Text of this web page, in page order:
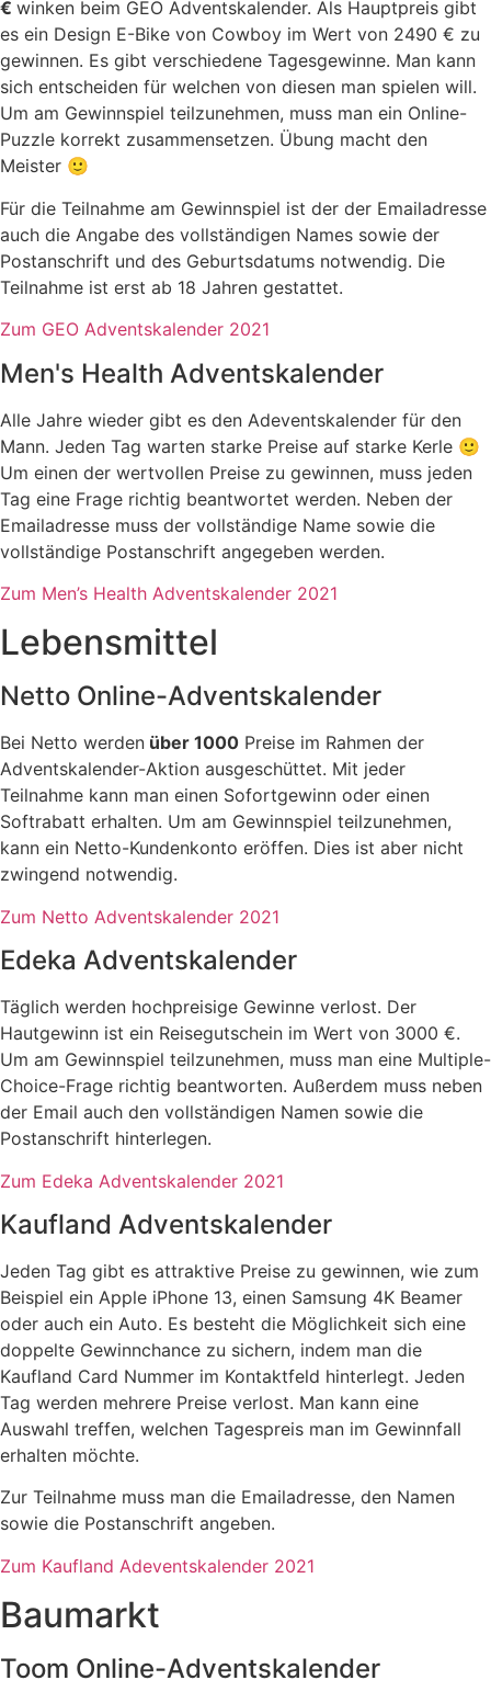
€ winken beim GEO Adventskalender. Als Hauptpreis gibt
es ein Design E-Bike von Cowboy im Wert von 2490 € zu
gewinnen. Es gibt verschiedene Tagesgewinne. Man kann
sich entscheiden für welchen von diesen man spielen will.
Um am Gewinnspiel teilzunehmen, muss man ein Online-
Puzzle korrekt zusammensetzen. Übung macht den
Meister 🙂
Für die Teilnahme am Gewinnspiel ist der der Emailadresse
auch die Angabe des vollständigen Names sowie der
Postanschrift und des Geburtsdatums notwendig. Die
Teilnahme ist erst ab 18 Jahren gestattet.
Zum GEO Adventskalender 2021
Men's Health Adventskalender
Alle Jahre wieder gibt es den Adeventskalender für den
Mann. Jeden Tag warten starke Preise auf starke Kerle 🙂
Um einen der wertvollen Preise zu gewinnen, muss jeden
Tag eine Frage richtig beantwortet werden. Neben der
Emailadresse muss der vollständige Name sowie die
vollständige Postanschrift angegeben werden.
Zum Men’s Health Adventskalender 2021
Lebensmittel
Netto Online-Adventskalender
Bei Netto werden über 1000 Preise im Rahmen der
Adventskalender-Aktion ausgeschüttet. Mit jeder
Teilnahme kann man einen Sofortgewinn oder einen
Softrabatt erhalten. Um am Gewinnspiel teilzunehmen,
kann ein Netto-Kundenkonto eröffen. Dies ist aber nicht
zwingend notwendig.
Zum Netto Adventskalender 2021
Edeka Adventskalender
Täglich werden hochpreisige Gewinne verlost. Der
Hautgewinn ist ein Reisegutschein im Wert von 3000 €.
Um am Gewinnspiel teilzunehmen, muss man eine Multiple-
Choice-Frage richtig beantworten. Außerdem muss neben
der Email auch den vollständigen Namen sowie die
Postanschrift hinterlegen.
Zum Edeka Adventskalender 2021
Kaufland Adventskalender
Jeden Tag gibt es attraktive Preise zu gewinnen, wie zum
Beispiel ein Apple iPhone 13, einen Samsung 4K Beamer
oder auch ein Auto. Es besteht die Möglichkeit sich eine
doppelte Gewinnchance zu sichern, indem man die
Kaufland Card Nummer im Kontaktfeld hinterlegt. Jeden
Tag werden mehrere Preise verlost. Man kann eine
Auswahl treffen, welchen Tagespreis man im Gewinnfall
erhalten möchte.
Zur Teilnahme muss man die Emailadresse, den Namen
sowie die Postanschrift angeben.
Zum Kaufland Adeventskalender 2021
Baumarkt
Toom Online-Adventskalender